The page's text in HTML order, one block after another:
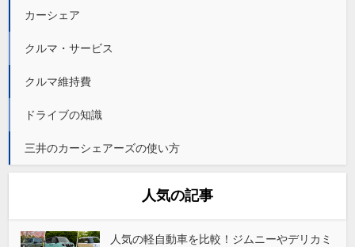
カーシェア
クルマ・サービス
クルマ維持費
ドライブの知識
三井のカーシェアーズの使い方
人気の記事
人気の軽自動車を比較！ジムニーやデリカミ